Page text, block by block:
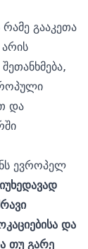
გააკეთა
და
ევროპელ
და
თუ გარე